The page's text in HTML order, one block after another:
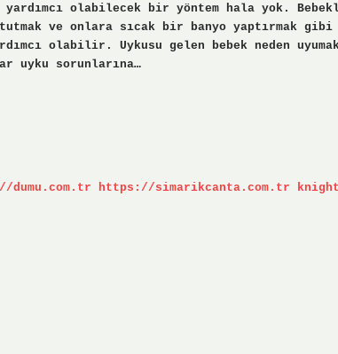
yardımcı olabilecek bir yöntem hala yok.
ve onlara sıcak bir banyo yaptırmak
olabilir. Uykusu gelen bebek neden
uyku sorunlarına…
dumu.com.tr https://simarikcanta.com.tr